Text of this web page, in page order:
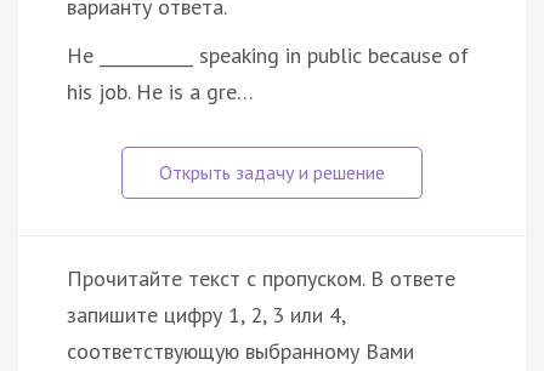
варианту ответа.
He ___________ speaking in public because of
his job. He is a gre…
Прочитайте текст с пропуском. В ответе
запишите цифру 1, 2, 3 или 4,
соответствующую выбранному Вами